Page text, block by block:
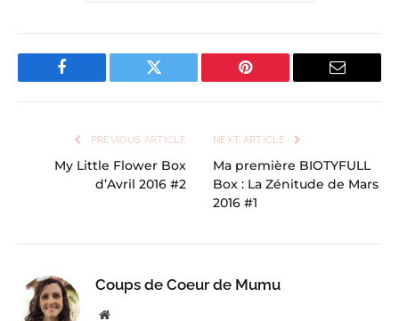
Facebook Twitter Pinterest Email
PREVIOUS ARTICLE
My Little Flower Box
d’Avril 2016 #2
NEXT ARTICLE
Ma première BIOTYFULL
Box : La Zénitude de Mars
2016 #1
Coups de Coeur de Mumu
Website